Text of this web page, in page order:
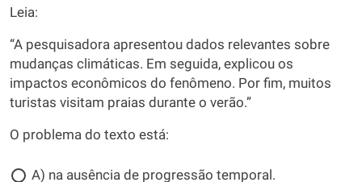
Leia:
“A pesquisadora apresentou dados relevantes sobre
mudanças climáticas. Em seguida, explicou os
impactos econômicos do fenômeno. Por fim, muitos
turistas visitam praias durante o verão.”
O problema do texto está:
A) na ausência de progressão temporal.